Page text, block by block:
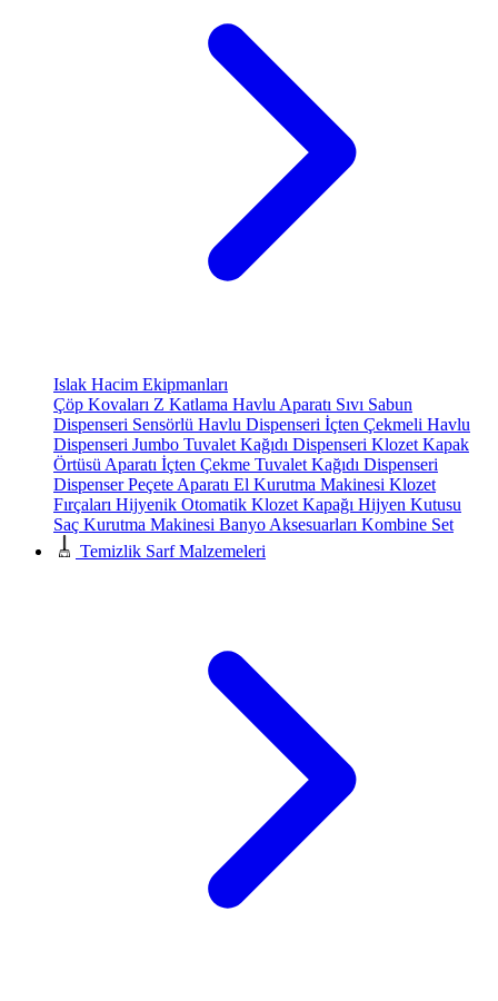
Islak Hacim Ekipmanları
Çöp Kovaları Z Katlama Havlu Aparatı Sıvı Sabun
Dispenseri Sensörlü Havlu Dispenseri İçten Çekmeli Havlu
Dispenseri Jumbo Tuvalet Kağıdı Dispenseri Klozet Kapak
Örtüsü Aparatı İçten Çekme Tuvalet Kağıdı Dispenseri
Dispenser Peçete Aparatı El Kurutma Makinesi Klozet
Fırçaları Hijyenik Otomatik Klozet Kapağı Hijyen Kutusu
Saç Kurutma Makinesi Banyo Aksesuarları Kombine Set
Temizlik Sarf Malzemeleri